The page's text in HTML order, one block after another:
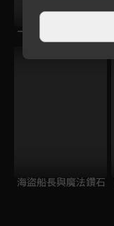
一半天堂
海盜船長與魔法鑽石